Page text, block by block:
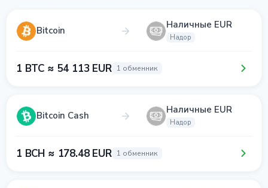
Bitcoin Наличные EUR
Надор
1 BTC ≈ 54 113 EUR 1 обменник
Bitcoin Cash Наличные EUR
Надор
1 BCH ≈ 178.48 EUR 1 обменник